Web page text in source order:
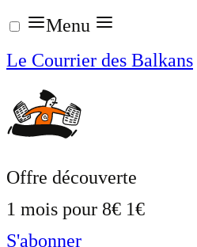
Aller
au
contenu
Menu
Le Courrier des Balkans
Offre découverte
1 mois pour 8€ 1€
S'abonner